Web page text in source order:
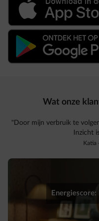
Wat onze
"Door mijn verbruik te
Inzicht
Katia